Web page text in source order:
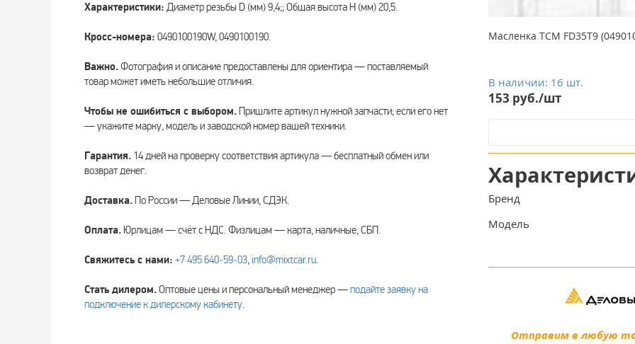
Характеристики: Диаметр резьбы D (мм) 9,4;; Общая высота Н (мм) 20,5.
Кросс-номера: 0490100190W, 0490100190.
Важно.Фотография и описание предоставлены для ориентира — поставляемый
товар может иметь небольшие отличия.
Чтобы не ошибиться с выбором.Пришлите артикул нужной запчасти; если его нет
— укажите марку, модель и заводской номер вашей техники.
Гарантия. 14 дней на проверку соответствия артикула — бесплатный обмен или
возврат денег.
Доставка.По России — Деловые Линии, СДЭК.
Оплата. Юрлицам — счёт с НДС. Физлицам — карта, наличные, СБП.
Свяжитесь с нами: +7 495 640‑59‑03, info@mixtcar.ru.
Стать дилером.Оптовые цены и персональный менеджер —подайте заявку на
подключение к дилерскому кабинету.
Масленка TCM FD35T9
В наличии: 16 шт.
153 руб./шт
Бренд
Модель
Отправим в любую